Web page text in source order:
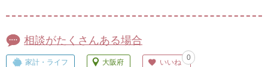
相談がたくさんある場合
家計・ライフ 大阪府 いいね
0